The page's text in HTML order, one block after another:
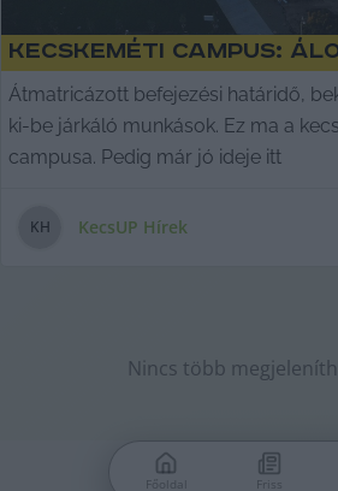
Kecskeméti campus:
Átmatricázott befejezési határidő,
ki-be járkáló munkások. Ez ma a
campusa. Pedig már jó ideje itt
KH KecsUP Hírek
Nincs több
Főoldal Friss